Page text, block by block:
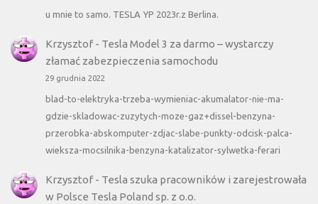
u mnie to samo. TESLA YP 2023r.z Berlina.
Krzysztof- Tesla Model 3 za darmo – wystarczy
złamać zabezpieczenia samochodu
29 grudnia 2022
blad-to-elektryka-trzeba-wymieniac-akumalator-nie-ma-
gdzie-skladowac-zuzytych-moze-gaz+dissel-benzyna-
przerobka-abskomputer-zdjac-slabe-punkty-odcisk-palca-
wieksza-mocsilnika-benzyna-katalizator-sylwetka-ferari
Krzysztof- Tesla szuka pracowników i zarejestrowała
w Polsce Tesla Poland sp. z o.o.